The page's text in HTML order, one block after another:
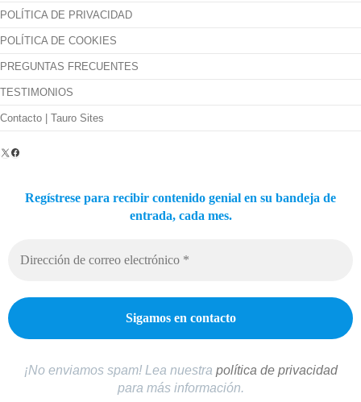
POLÍTICA DE PRIVACIDAD
POLÍTICA DE COOKIES
PREGUNTAS FRECUENTES
TESTIMONIOS
Contacto | Tauro Sites
X Facebook
Regístrese para recibir contenido genial en su bandeja de
entrada, cada mes.
¡No enviamos spam! Lea nuestra política de privacidad
para más información.